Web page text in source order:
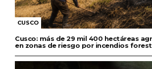
CUSCO
Cusco: más de 29 mil 400 hectáreas
en zonas de riesgo por incendios